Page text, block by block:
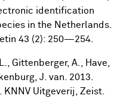
identification
in the Netherlands.
43 (2): 250—254.
Gittenberger, A., Have,
J. van. 2013.
Uitgeverij, Zeist.